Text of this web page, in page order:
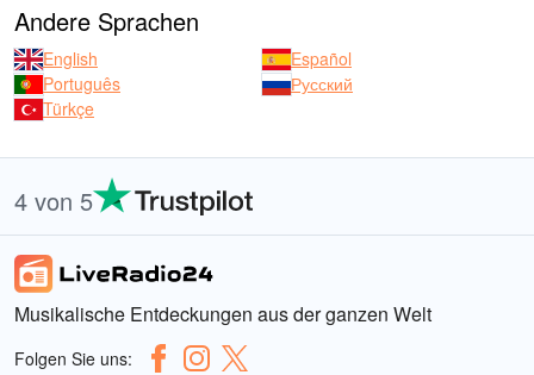
Andere Sprachen
English
Español
Português
Русский
Türkçe
4 von 5
Musikalische Entdeckungen aus der ganzen Welt
Folgen Sie uns: